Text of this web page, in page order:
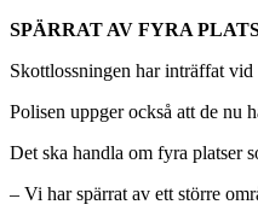
SPÄRRAT AV FYRA
Skottlossningen har inträffat
Polisen uppger också att de nu
Det ska handla om fyra platser
– Vi har spärrat av ett större